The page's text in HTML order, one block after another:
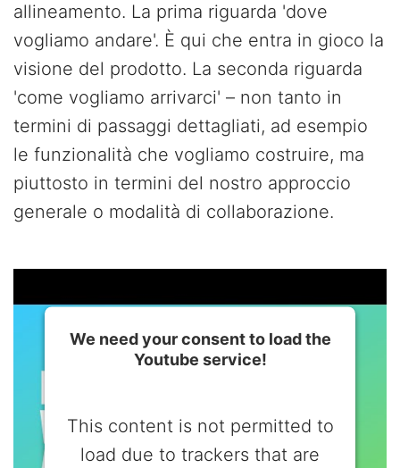
allineamento. La prima riguarda 'dove
vogliamo andare'. È qui che entra in gioco la
visione del prodotto. La seconda riguarda
'come vogliamo arrivarci' – non tanto in
termini di passaggi dettagliati, ad esempio
le funzionalità che vogliamo costruire, ma
piuttosto in termini del nostro approccio
generale o modalità di collaborazione.
We need your consent to load the
Youtube service!
This content is not permitted to
load due to trackers that are